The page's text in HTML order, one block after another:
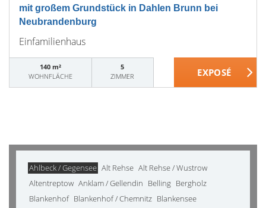
mit großem Grundstück in Dahlen Brunn bei
Neubrandenburg
Einfamilienhaus
140 m²
WOHNFLÄCHE
5
ZIMMER
Ahlbeck / Gegensee Alt Rehse Alt Rehse / Wustrow
Altentreptow Anklam / Gellendin Belling Bergholz
Blankenhof Blankenhof / Chemnitz Blankensee